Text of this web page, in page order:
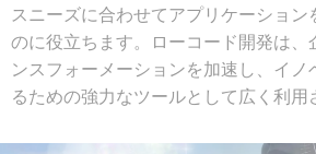
スニーズに合わせてアプリケーション
のに役立ちます。ローコード開発は、
ンスフォーメーションを加速し、イ
るための強力なツールとして広く利用